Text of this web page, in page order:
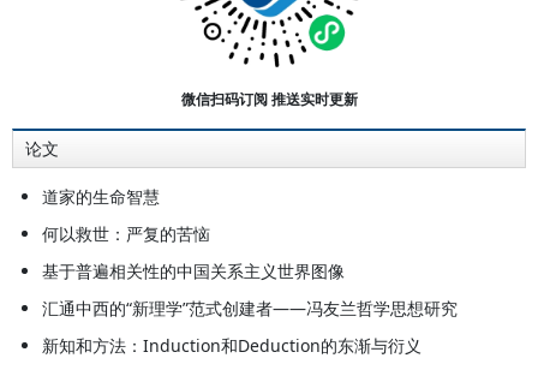
授。长期从事先秦哲学、儒家与道家
哲学、出土文献及近现代中国哲学研
究。在《中国社会科学》、《哲学研
──中日启蒙思想比较》《理性与浪
漫──金岳霖的生活及其哲学》《严
复》《殷海光评传》《金岳霖学术思
微信扫码订阅 推送实时更新
论文
道家的生命智慧
何以救世：严复的苦恼
基于普遍相关性的中国关系主义世界图像
汇通中西的“新理学”范式创建者——冯友兰哲学思想研究
新知和方法：Induction和Deduction的东渐与衍义